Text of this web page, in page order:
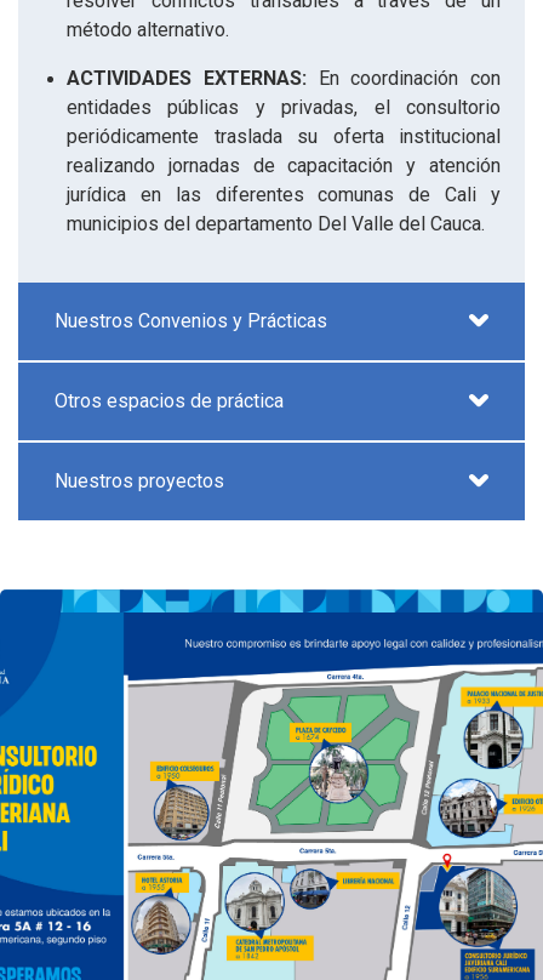
método alternativo.
ACTIVIDADES EXTERNAS: En coordinación con
entidades públicas y privadas, el consultorio
periódicamente traslada su oferta institucional
realizando jornadas de capacitación y atención
jurídica en las diferentes comunas de Cali y
municipios del departamento Del Valle del Cauca.
Nuestros Convenios y Prácticas
Otros espacios de práctica
Nuestros proyectos